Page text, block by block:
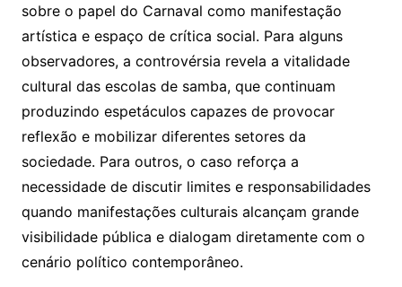
sobre o papel do Carnaval como manifestação
artística e espaço de crítica social. Para alguns
observadores, a controvérsia revela a vitalidade
cultural das escolas de samba, que continuam
produzindo espetáculos capazes de provocar
reflexão e mobilizar diferentes setores da
sociedade. Para outros, o caso reforça a
necessidade de discutir limites e responsabilidades
quando manifestações culturais alcançam grande
visibilidade pública e dialogam diretamente com o
cenário político contemporâneo.